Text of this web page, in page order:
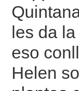
les da
eso
Helen